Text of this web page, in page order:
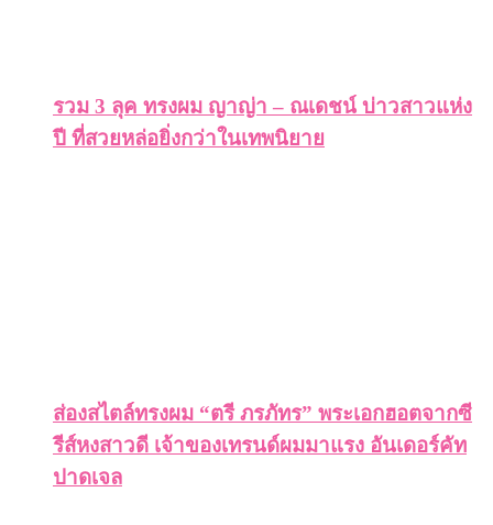
รวม 3 ลุค ทรงผม ญาญ่า – ณเดชน์ บ่าวสาวแห่ง
ปี ที่สวยหล่อยิ่งกว่าในเทพนิยาย
ส่องสไตล์ทรงผม “ตรี ภรภัทร” พระเอกฮอตจากซี
รีส์หงสาวดี เจ้าของเทรนด์ผมมาแรง อันเดอร์คัท
ปาดเจล